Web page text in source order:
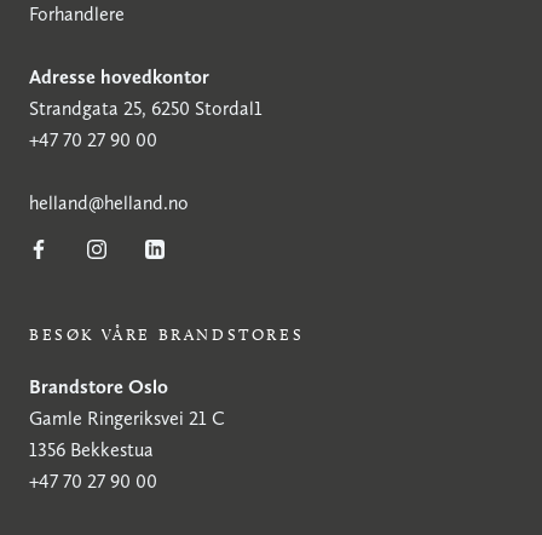
Forhandlere
Adresse hovedkontor
Strandgata 25, 6250 Stordal1
+47 70 27 90 00
helland@helland.no
BESØK VÅRE BRANDSTORES
Brandstore Oslo
Gamle Ringeriksvei 21 C
1356 Bekkestua
+47 70 27 90 00